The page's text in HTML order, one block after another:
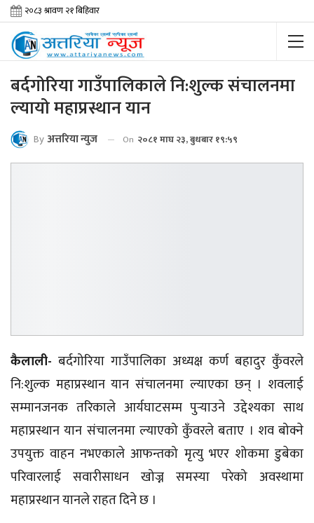
बर्दगोरिया गाउँपालिकाले नि:शुल्क संचालनमा
ल्यायो महाप्रस्थान यान
By अत्तरिया न्युज On २०८१ माघ २३, बुधबार १९:५९
कैलाली- बर्दगोरिया गाउँपालिका अध्यक्ष कर्ण बहादुर कुँवरले
नि:शुल्क महाप्रस्थान यान संचालनमा ल्याएका छन् । शवलाई
सम्मानजनक तरिकाले आर्यघाटसम्म पुर्‍याउने उद्देश्यका साथ
महाप्रस्थान यान संचालनमा ल्याएको कुँवरले बताए । शव बोक्ने
उपयुक्त वाहन नभएकाले आफन्तको मृत्यु भएर शोकमा डुबेका
परिवारलाई सवारीसाधन खोज्न समस्या परेको अवस्थामा
महाप्रस्थान यानले राहत दिने छ ।